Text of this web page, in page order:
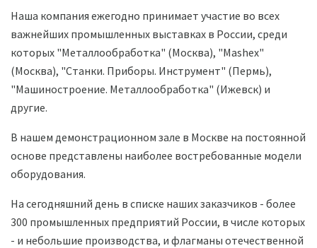
Наша компания ежегодно принимает участие во всех
важнейших промышленных выставках в России, среди
которых "Металлообработка" (Москва), "Mashex"
(Москва), "Станки. Приборы. Инструмент" (Пермь),
"Машиностроение. Металлообработка" (Ижевск) и
другие.
В нашем демонстрационном зале в Москве на постоянной
основе представлены наиболее востребованные модели
оборудования.
На сегодняшний день в списке наших заказчиков - более
300 промышленных предприятий России, в числе которых
- и небольшие производства, и флагманы отечественной